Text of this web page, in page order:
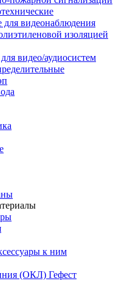
видеонаблюдения
изоляцией
видео/аудиосистем
к ним
(ОКЛ) Гефест